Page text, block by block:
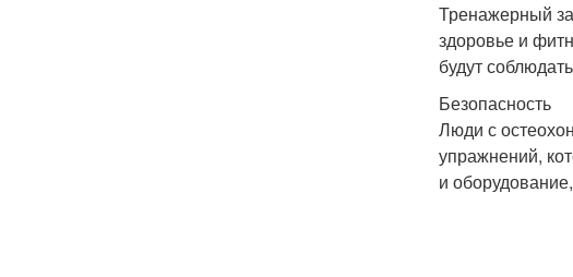
Тренажерный
здоровье и
будут
Безопасность
Люди с
упражнений,
и